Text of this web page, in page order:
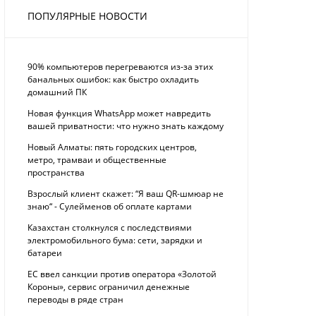
ПОПУЛЯРНЫЕ НОВОСТИ
90% компьютеров перегреваются из-за этих
банальных ошибок: как быстро охладить
домашний ПК
Новая функция WhatsApp может навредить
вашей приватности: что нужно знать каждому
Новый Алматы: пять городских центров,
метро, трамваи и общественные
пространства
Взрослый клиент скажет: “Я ваш QR-шмюар не
знаю“ - Сулейменов об оплате картами
Казахстан столкнулся с последствиями
электромобильного бума: сети, зарядки и
батареи
ЕС ввел санкции против оператора «Золотой
Короны», сервис ограничил денежные
переводы в ряде стран